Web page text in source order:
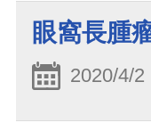
眼窩長腫
2020/4/2